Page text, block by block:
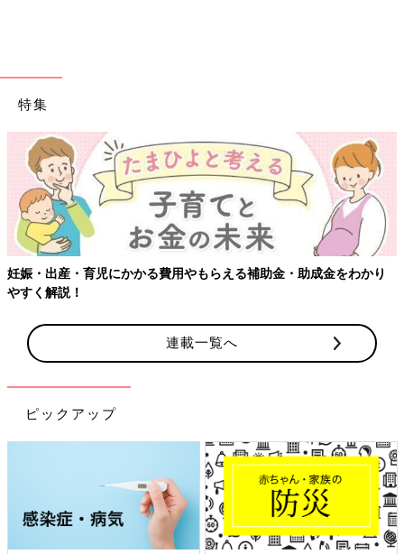
特集
妊娠・出産・育児にかかる費用やもらえる補助金・助成金をわかり
やすく解説！
連載一覧へ
ピックアップ